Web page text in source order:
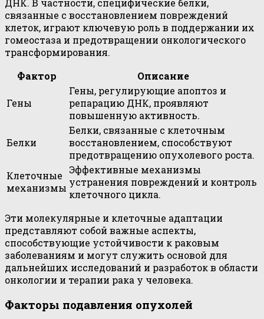
ДНК. В частности, специфические белки,
связанные с восстановлением повреждений
клеток, играют ключевую роль в поддержании их
гомеостаза и предотвращении онкологического
трансформирования.
Фактор
Описание
Гены
Гены, регулирующие апоптоз и
репарацию ДНК, проявляют
повышенную активность.
Белки
Белки, связанные с клеточным
восстановлением, способствуют
предотвращению опухолевого роста.
Клеточные
механизмы
Эффективные механизмы
устранения повреждений и контроль
клеточного цикла.
Эти молекулярные и клеточные адаптации
представляют собой важные аспекты,
способствующие устойчивости к раковым
заболеваниям и могут служить основой для
дальнейших исследований и разработок в области
онкологии и терапии рака у человека.
Факторы подавления опухолей